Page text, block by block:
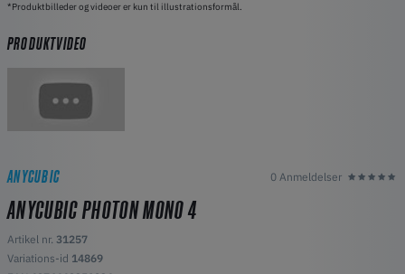
*Produktbilleder og videoer er kun til illustrationsformål.
PRODUKTVIDEO
ANYCUBIC 0 Anmeldelser
ANYCUBIC PHOTON MONO 4
Artikel nr. 31257
Variations-id 14869